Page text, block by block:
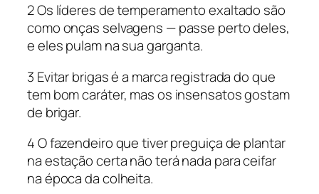
2 Os líderes de temperamento exaltado são
como onças selvagens — passe perto deles,
e eles pulam na sua garganta.
3 Evitar brigas é a marca registrada do que
tem bom caráter, mas os insensatos gostam
de brigar.
4 O fazendeiro que tiver preguiça de plantar
na estação certa não terá nada para ceifar
na época da colheita.